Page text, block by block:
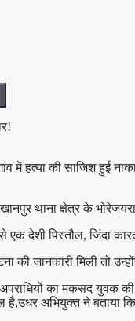
में हत्या की साजिश हुई
थाना क्षेत्र के
एक देशी पिस्तौल, जिंदा
की जानकारी मिली तो
का मकसद युवक की
है,उधर अभियुक्त ने